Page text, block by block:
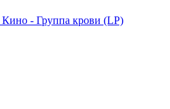
- Группа крови (LP)